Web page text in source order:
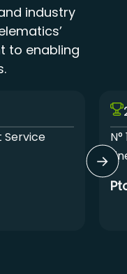
industry
to enabling
Service